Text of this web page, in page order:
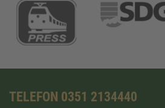
TELEFON 0351 2134440